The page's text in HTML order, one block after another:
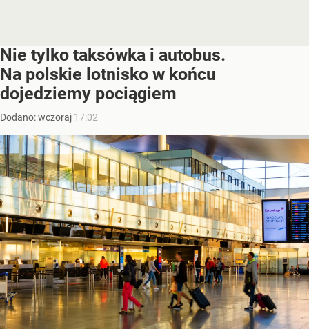
Nie tylko taksówka i autobus.
Na polskie lotnisko w końcu
dojedziemy pociągiem
Dodano:wczoraj 17:02